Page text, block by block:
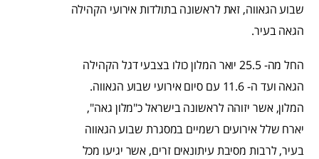
שבוע הגאווה, זאת לראשונה בתולדות אירועי הקהילה
הגאה בעיר.
החל מה- 25.5 יואר המלון כולו בצבעי דגל הקהילה
הגאה ועד ה- 11.6 עם סיום אירועי שבוע הגאווה.
המלון, אשר יזוהה לראשונה בישראל כ"מלון גאה",
יארח שלל אירועים רשמיים במסגרת שבוע הגאווה
בעיר, לרבות מסיבת עיתונאים זרים, אשר יגיעו מכל